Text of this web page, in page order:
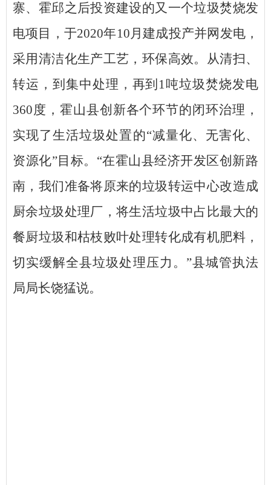
寨、霍邱之后投资建设的又一个垃圾焚烧发
电项目，于2020年10月建成投产并网发电，
采用清洁化生产工艺，环保高效。从清扫、
转运，到集中处理，再到1吨垃圾焚烧发电
360度，霍山县创新各个环节的闭环治理，
实现了生活垃圾处置的“减量化、无害化、
资源化”目标。“在霍山县经济开发区创新路
南，我们准备将原来的垃圾转运中心改造成
厨余垃圾处理厂，将生活垃圾中占比最大的
餐厨垃圾和枯枝败叶处理转化成有机肥料，
切实缓解全县垃圾处理压力。”县城管执法
局局长饶猛说。